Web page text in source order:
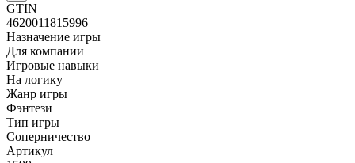
GTIN
4620011815996
Назначение игры
Для компании
Игровые навыки
На логику
Жанр игры
Фэнтези
Тип игры
Соперничество
Артикул